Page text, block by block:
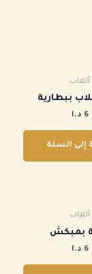
ألعاب
ببطارية
6 د.ا
إلى السلة
ألعاب
بمبكش
6 د.ا